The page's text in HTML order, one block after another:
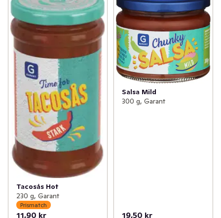
Tacosås Hot
230 g, Garant
Prismatch
11,90 kr
Salsa Mild
300 g, Garant
19,50 kr